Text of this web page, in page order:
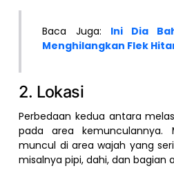
Baca Juga: Ini Dia
Menghilangkan Flek
2. Lokasi
Perbedaan kedua antara
pada area kemunculannya.
muncul di area wajah yang
misalnya pipi, dahi, dan bagian